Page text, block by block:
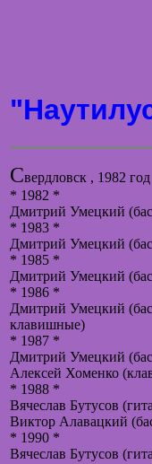
Свердловск , 1982 год
* 1982 *
Дмитрий Умецкий (бас
* 1983 *
Дмитрий Умецкий (бас
* 1985 *
Дмитрий Умецкий
* 1986 *
Дмитрий Умецкий
клавишные)
* 1987 *
Дмитрий Умецкий
Алексей Хоменко
* 1988 *
Вячеслав Бутусов
Виктор Алавацкий
* 1990 *
Вячеслав Бутусов